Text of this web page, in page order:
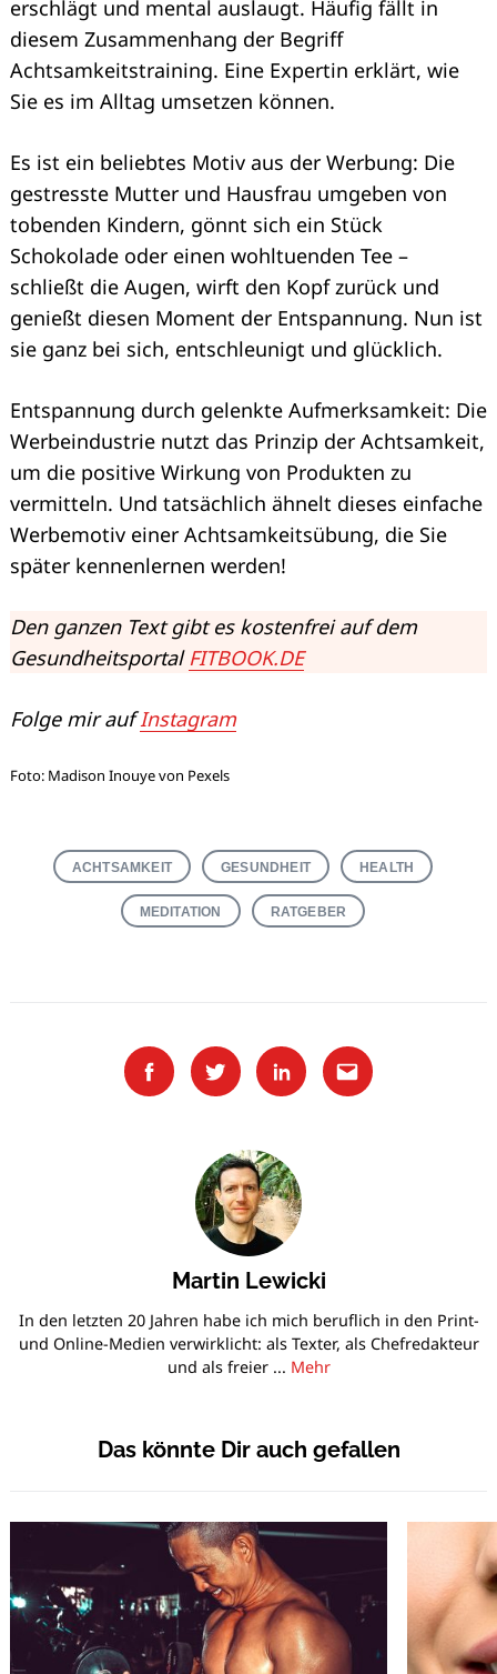
erschlägt und mental auslaugt. Häufig fällt in
diesem Zusammenhang der Begriff
Achtsamkeitstraining. Eine Expertin erklärt, wie
Sie es im Alltag umsetzen können.
Es ist ein beliebtes Motiv aus der Werbung: Die
gestresste Mutter und Hausfrau umgeben von
tobenden Kindern, gönnt sich ein Stück
Schokolade oder einen wohltuenden Tee –
schließt die Augen, wirft den Kopf zurück und
genießt diesen Moment der Entspannung. Nun ist
sie ganz bei sich, entschleunigt und glücklich.
Entspannung durch gelenkte Aufmerksamkeit: Die
Werbeindustrie nutzt das Prinzip der Achtsamkeit,
um die positive Wirkung von Produkten zu
vermitteln. Und tatsächlich ähnelt dieses einfache
Werbemotiv einer Achtsamkeitsübung, die Sie
später kennenlernen werden!
Den ganzen Text gibt es kostenfrei auf dem
GesundheitsportalFITBOOK.DE
Folge mir aufInstagram
Foto: Madison Inouye von Pexels
ACHTSAMKEIT GESUNDHEIT HEALTH
MEDITATION RATGEBER
FacebookTwitterLinkedinEmail
Martin Lewicki
In den letzten 20 Jahren habe ich mich beruflich in den Print-
und Online-Medien verwirklicht: als Texter, als Chefredakteur
und als freier ... Mehr
Das könnte Dir auch gefallen